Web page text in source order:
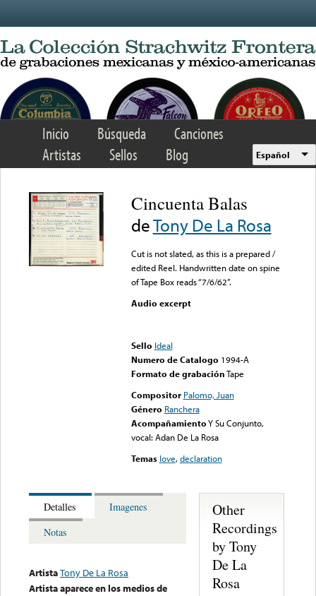
Inicio Búsqueda
Canciones
Artistas
Sellos Blog Español
Cincuenta Balas
deTony De La Rosa
Cut is not slated, as this is a prepared /
edited Reel. Handwritten date on spine
of Tape Box reads “7/6/62”.
Audio excerpt
Sello Ideal
Numero de Catalogo 1994-A
Formato de grabaciónTape
Compositor Palomo, Juan
Género Ranchera
AcompañamientoY Su Conjunto,
vocal: Adan De La Rosa
Temas love,declaration
Detalles
Imagenes
Notas
ArtistaTony De La Rosa
Artista aparece en los medios de
Other
Recordings
by Tony
De La
Rosa